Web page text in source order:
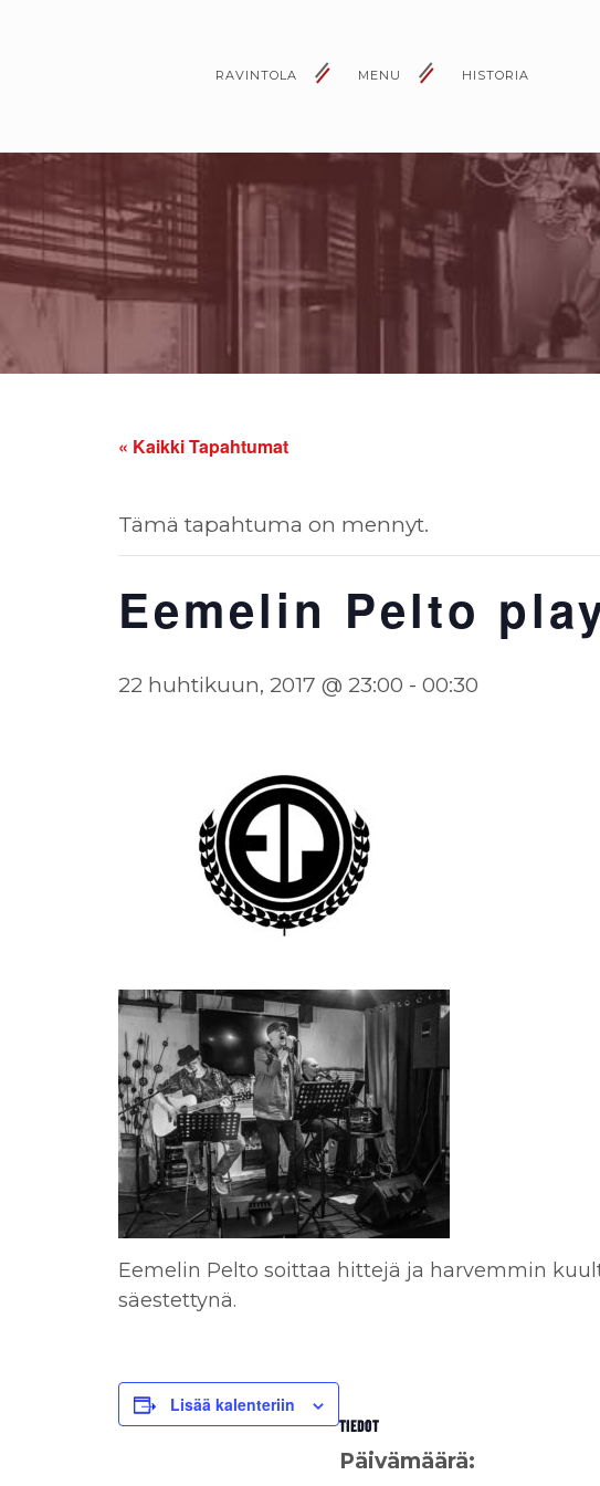
RAVINTOLA MENU HISTORIA
« Kaikki Tapahtumat
Tämä tapahtuma on mennyt.
Eemelin Pelto
22 huhtikuun, 2017 @ 23:00 - 00:30
Eemelin Pelto soittaa hittejä ja harvemmin
säestettynä.
Lisää kalenteriin
TIEDOT
Päivämäärä: